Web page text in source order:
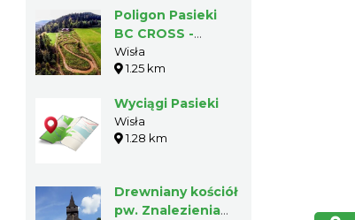
Poligon Pasieki
BC CROSS -
quady i tor
offroadowy
Wisła
1.25 km
Wyciągi Pasieki
Wisła
1.28 km
Drewniany kościół
pw. Znalezienia